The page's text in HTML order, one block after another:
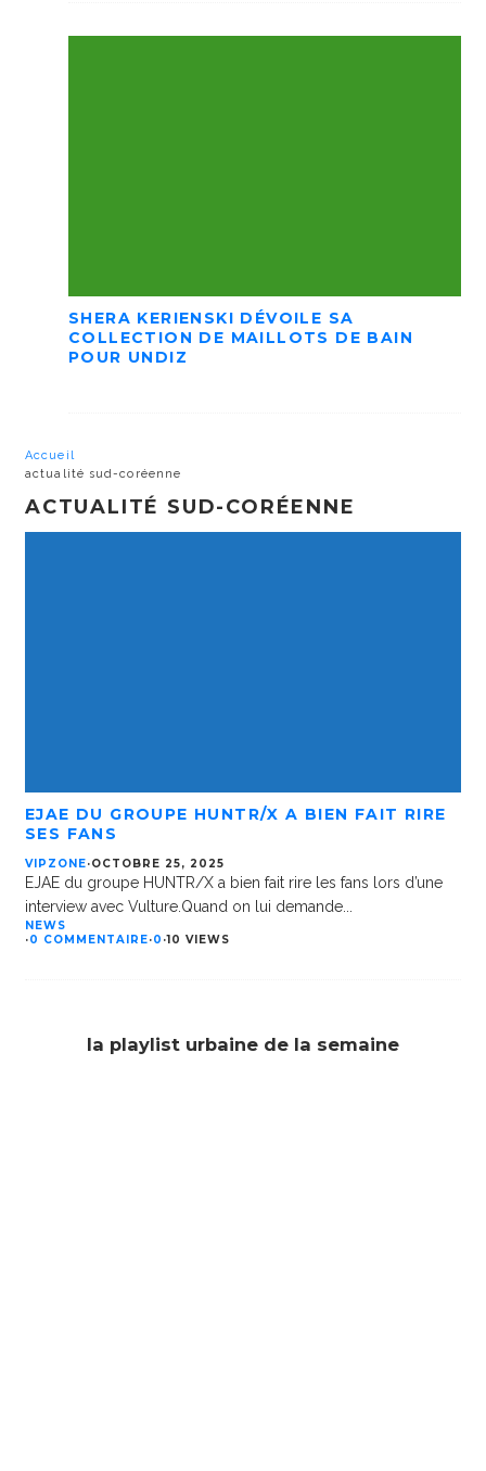
SHERA KERIENSKI DÉVOILE SA
COLLECTION DE MAILLOTS DE BAIN
POUR UNDIZ
Accueil
actualité sud-coréenne
ACTUALITÉ SUD-CORÉENNE
EJAE DU GROUPE HUNTR/X A BIEN FAIT RIRE
SES FANS
VIPZONE·OCTOBRE 25, 2025
EJAE du groupe HUNTR/X a bien fait rire les fans lors d’une
interview avec Vulture.Quand on lui demande
NEWS
·0 COMMENTAIRE·0 ·10 VIEWS
la playlist urbaine de la semaine